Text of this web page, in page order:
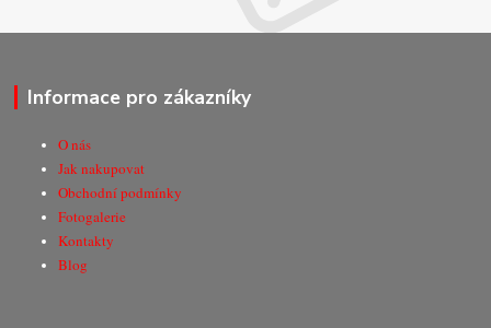
Informace pro zákazníky
O nás
Jak nakupovat
Obchodní podmínky
Fotogalerie
Kontakty
Blog